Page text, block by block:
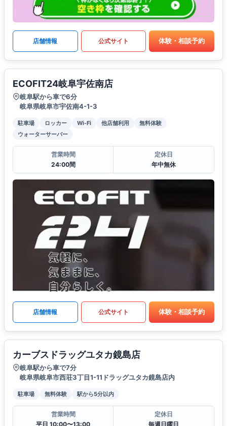
店舗情報 公式サイト 体験・相談予約
ECOFIT24岐阜宇佐南店
岐阜駅から車で6分
岐阜県岐阜市宇佐南4-1-3
駐車場 ロッカー Wi-Fi 他店舗利用
無料体験
ウォーターサーバー
営業時間
24:00間
定休日
年中無休
店舗情報 公式サイト 体験・相談予約
カーブスドラッグユタカ鏡島店
岐阜駅から車で7分
岐阜県岐阜市西荘3丁目1-11ドラッグユタカ鏡島店内
駐車場 無料体験 駅から5分以内
営業時間
平日 10:00〜13:00
定休日
毎週日曜日